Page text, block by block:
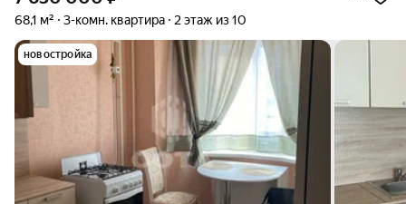
68,1 м² 3-комн. квартира 2 этаж из 10
новостройка